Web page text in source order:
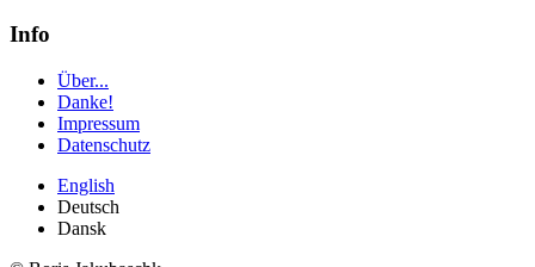
Info
Über...
Danke!
Impressum
Datenschutz
English
Deutsch
Dansk